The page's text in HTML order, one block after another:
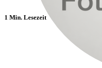
1 Min. Lesezeit